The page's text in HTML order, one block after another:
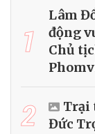
1
Lâm
động
Chủ
2
Trại
Đức